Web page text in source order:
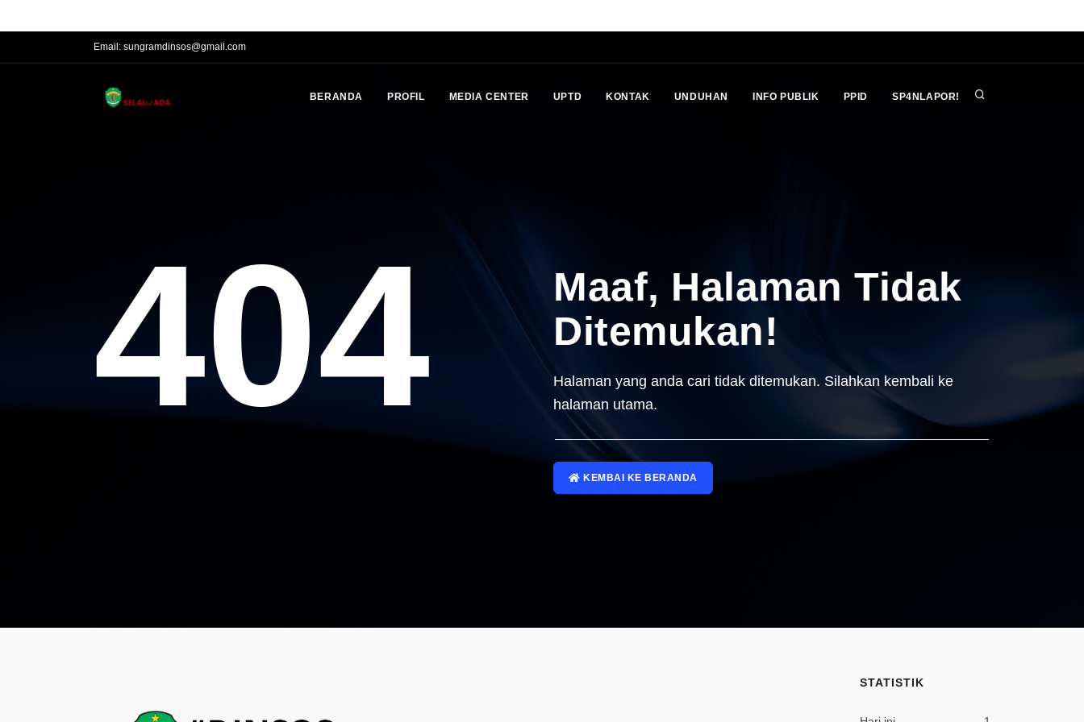
Email: sungramdinsos@gmail.com
BERANDA PROFIL MEDIA CENTER UPTD KONTAK UNDUHAN INFO PUBLIK PPID SP4NLAPOR!
404
Maaf, Halaman Tidak
Ditemukan!
Halaman yang anda cari tidak ditemukan. Silahkan kembali ke
halaman utama.
KEMBAI KE BERANDA
STATISTIK